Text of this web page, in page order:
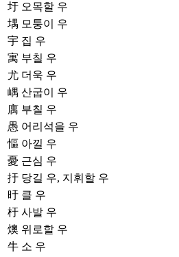
圩 오목할 우
堣 모퉁이 우
宇 집 우
寓 부칠 우
尤 더욱 우
嵎 산굽이 우
庽 부칠 우
愚 어리석을 우
慪 아낄 우
憂 근심 우
扜 당길 우, 지휘할 우
旴 클 우
杅 사발 우
燠 위로할 우
牛 소 우